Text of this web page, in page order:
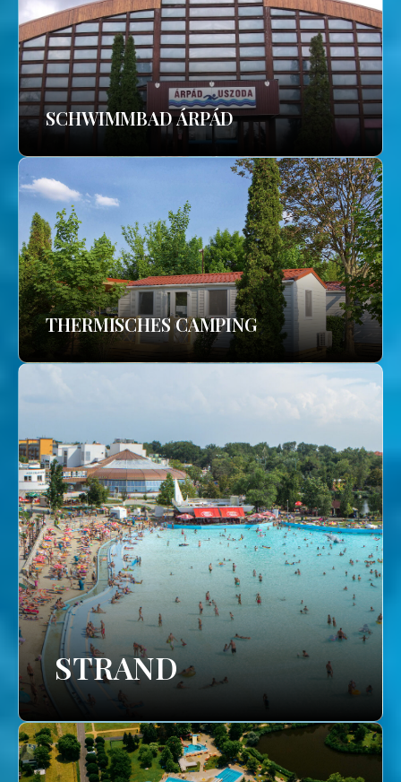
SCHWIMMBAD ÁRPÁD
THERMISCHES CAMPING
STRAND